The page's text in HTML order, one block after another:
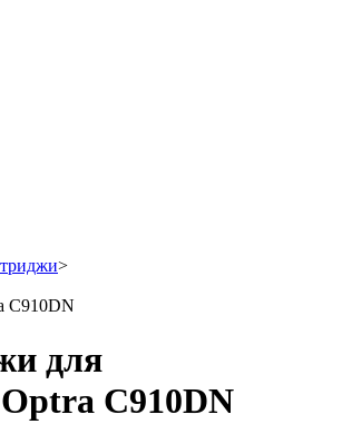
>
C910DN
для
C910DN